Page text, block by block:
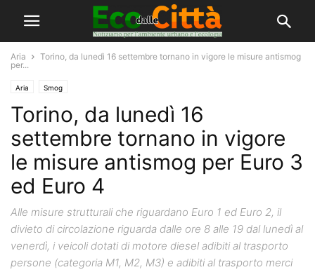
Aria
Torino, da lunedì 16 settembre tornano in vigore le misure antismog
per...
Aria Smog
Torino, da lunedì 16
settembre tornano in vigore
le misure antismog per Euro 3
ed Euro 4
Alle misure strutturali che riguardano Euro 1 ed Euro 2, il
divieto di circolazione riguarda dalle ore 8 alle 19 dal lunedì al
venerdì, i veicoli dotati di motore diesel adibiti al trasporto
persone (categoria M1, M2, M3) e adibiti al trasporto merci